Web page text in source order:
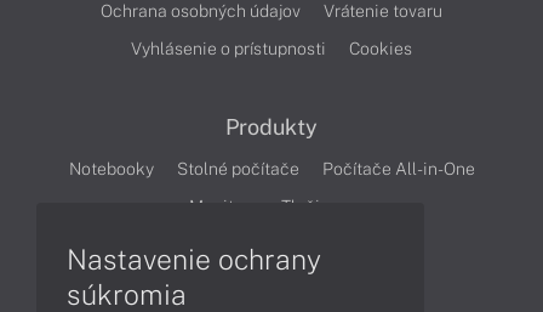
Ochrana osobných údajov
Vrátenie tovaru
Vyhlásenie o prístupnosti
Cookies
Produkty
Notebooky Stolné počítače
Počítače All-in-One
Monitory
Tlačiarne
Nastavenie ochrany
súkromia